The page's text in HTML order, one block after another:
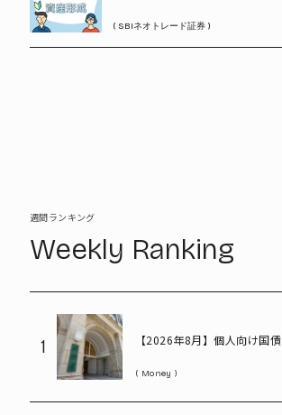
( SBIネオトレード証券 )
週間ランキング
Weekly Ranking
1
【2026年8月】個人向け国
利子も紹介
Money